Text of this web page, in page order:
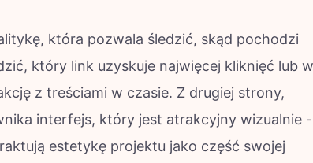
która pozwala śledzić, skąd pochodzi
który link uzyskuje najwięcej kliknięć lub w
z treściami w czasie. Z drugiej strony,
interfejs, który jest atrakcyjny wizualnie -
estetykę projektu jako część swojej